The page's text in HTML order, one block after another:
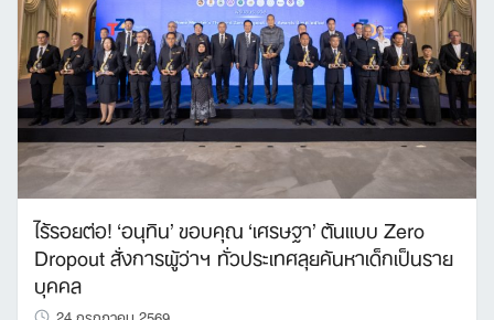
ไร้รอยต่อ! ‘อนุทิน’ ขอบคุณ ‘เศรษฐา’ ต้นแบบ Zero
Dropout สั่งการผู้ว่าฯ ทั่วประเทศลุยค้นหาเด็กเป็นราย
บุคคล